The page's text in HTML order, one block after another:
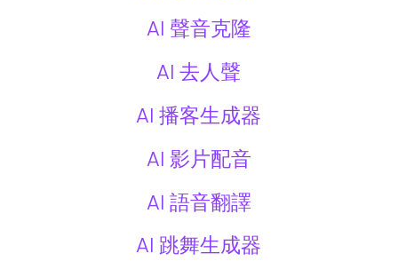
AI 聲音克隆
AI 去人聲
AI 播客生成器
AI 影片配音
AI 語音翻譯
AI 跳舞生成器